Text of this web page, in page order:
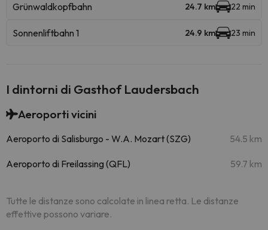
Grünwaldkopfbahn 24.7 km 22 min
Sonnenliftbahn 1 24.9 km 23 min
I dintorni di Gasthof Laudersbach
Aeroporti vicini
Aeroporto di Salisburgo - W.A. Mozart (SZG) 54.5 km
Aeroporto di Freilassing (QFL) 59.7 km
Tutte le distanze sono calcolate in linea retta. Le distanze
effettive possono variare.